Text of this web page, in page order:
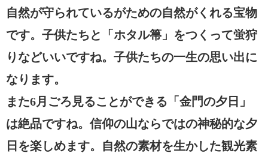
自然が守られているがための自然がくれる宝物
です。子供たちと「ホタル箒」をつくって蛍狩
りなどいいですね。子供たちの一生の思い出に
なります。
また6月ごろ見ることができる「金門の夕日」
は絶品ですね。信仰の山ならではの神秘的な夕
日を楽しめます。自然の素材を生かした観光素